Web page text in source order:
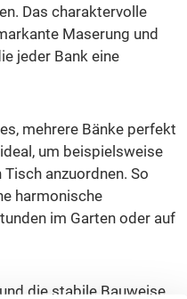
Das charaktervolle
Maserung und
jeder Bank eine
mehrere Bänke perfekt
um beispielsweise
anzuordnen. So
harmonische
im Garten oder auf
die stabile Bauweise